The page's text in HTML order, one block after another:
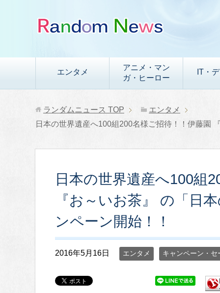
エンタメ
アニメ・マン
ガ・ヒーロー
IT・
ランダムニュース TOP
エンタメ
日本の世界遺産へ100組200名様ご招待！！伊藤園
日本の世界遺産へ100組
『お～いお茶』 の「日
ンペーン開始！！
2016年5月16日 エンタメ キャンペーン・セ